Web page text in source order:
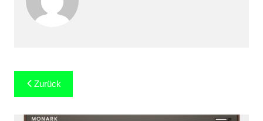
Beitragsnavigation
Zurück